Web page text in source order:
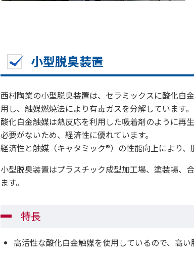
小型脱臭装置
西村陶業の小型脱臭装置は、セラミックスに酸化白
用し、触媒燃焼法により有毒ガスを分解しています。
酸化白金触媒は熱反応を利用した吸着剤のように再
必要がないため、経済性に優れています。
経済性と触媒（キャタミック®）の性能向上により、
小型脱臭装置はプラスチック成型加工場、塗装場、
ます。
特長
高活性な酸化白金触媒を使用しているので、高い